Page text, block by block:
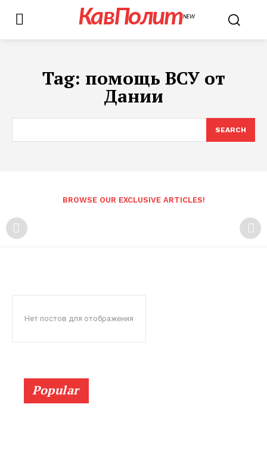
КавПолитNEW
Tag: помощь ВСУ от
Дании
SEARCH
BROWSE OUR EXCLUSIVE ARTICLES!
Нет постов для отображения
Popular